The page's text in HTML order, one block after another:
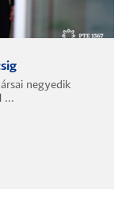
negyedik
...